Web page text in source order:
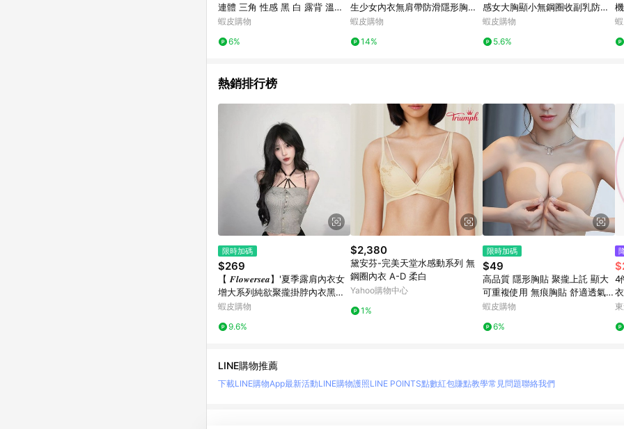
連體 三角 性感 黑 白 露背 溫泉
度假 沙灘 海邊 簡約 高級 辣妹
蝦皮購物
6%
生少女內衣無肩帶防滑隱形胸罩
抹胸防下垂文胸套裝 提拉內衣 收
蝦皮購物
14%
感女大胸顯小無鋼圈收副乳防下
垂文胷罩
蝦皮購物
5.6%
熱銷排行榜
限時加碼
$269
【 𝑭𝒍𝒐𝒘𝒆𝒓𝒔𝒆𝒂】'夏季露肩內衣女
增大系列純欲聚攏掛脖內衣黑色
性感文胸罩厚杯套裝
蝦皮購物
9.6%
$2,380
黛安芬-完美天堂水感動系列 無
鋼圈內衣 A-D 柔白
Yahoo購物中心
1%
限時加碼
$49
高品質 隱形胸貼 聚攏上託 顯大
可重複使用 無痕胸貼 舒適透氣
夏季 裙子專用 胸墊 乳貼 不露點
蝦皮購物
6%
4
衣
LINE購物推薦
下載LINE購物App最新活動LINE購物護照LINE POINTS點數紅包賺點教學常見問題聯絡我們